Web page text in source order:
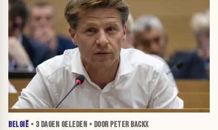
BELGIË • 3 DAGEN GELEDEN • DOOR PETER BACKX